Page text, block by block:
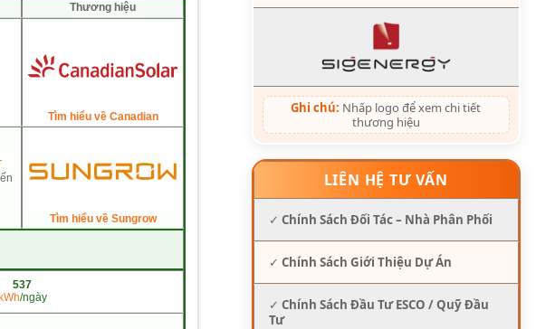
Thương hiệu
Tìm hiểu về Canadian
Tìm hiểu về Sungrow
537
kWh/ngày
Ghi chú: Nhấp logo để xem chi tiết
thương hiệu
LIÊN HỆ TƯ VẤN
✓ Chính Sách Đối Tác – Nhà Phân Phối
✓ Chính Sách Giới Thiệu Dự Án
✓ Chính Sách Đầu Tư ESCO / Quỹ Đầu
Tư